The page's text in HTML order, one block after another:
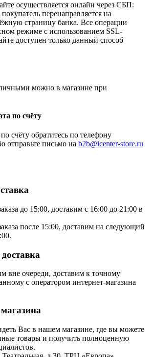
осуществляется онлайн через СБП:
перенаправляется на
страницу банка. Все операции
режиме с использованием SSL-
доступен только данный способ
можно в магазине при
по счёту
счёту обратитесь по телефону
отправьте письмо на b2b@icenter-store.ru
до 15:00, доставим с 16:00 до 21:00 в
после 15:00, доставим на следующий
вне очереди, доставим к точному
с оператором интернет-магазина
Вас в нашем магазине, где вы можете
товары и получить полноценную